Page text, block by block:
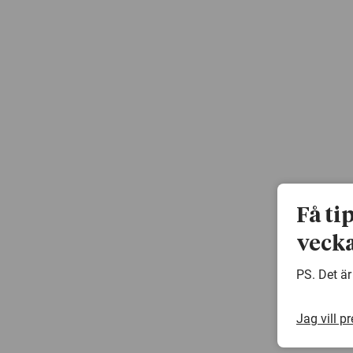
Få
PS. Det
Jag vill